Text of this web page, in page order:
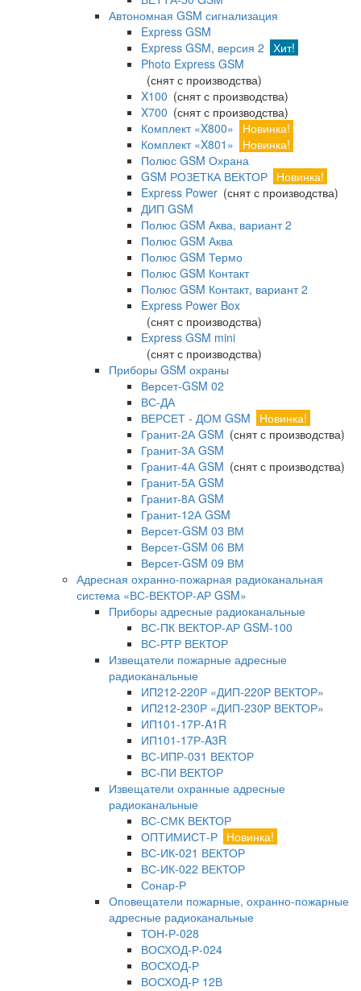
Автономная GSM сигнализация
Express GSM
Express GSM, версия 2 Хит!
Photo Express GSM
(снят с производства)
X100 (снят с производства)
X700 (снят с производства)
Комплект «X800»
Новинка!
Комплект «X801»
Новинка!
Полюс GSM Охрана
GSM РОЗЕТКА ВЕКТОР Новинка!
Express Power (снят с производства)
ДИП GSM
Полюс GSM Аква, вариант 2
Полюс GSM Аква
Полюс GSM Термо
Полюс GSM Контакт
Полюс GSM Контакт, вариант 2
Express Power Box
(снят с производства)
Express GSM mini
(снят с производства)
Приборы GSM охраны
Версет-GSM 02
ВС-ДА
ВЕРСЕТ - ДОМ GSM
Новинка!
Гранит-2А GSM (снят с производства)
Гранит-3А GSM
Гранит-4А GSM (снят с производства)
Гранит-5А GSM
Гранит-8А GSM
Гранит-12А GSM
Версет-GSM 03 ВМ
Версет-GSM 06 ВМ
Версет-GSM 09 ВМ
Адресная охранно-пожарная радиоканальная
система «ВС-ВЕКТОР-АР GSM»
Приборы адресные радиоканальные
ВС-ПК ВЕКТОР-АР GSM-100
ВС-РТР ВЕКТОР
Извещатели пожарные адресные
радиоканальные
ИП212-220Р «ДИП-220Р ВЕКТОР»
ИП212-230Р «ДИП-230Р ВЕКТОР»
ИП101-17Р-A1R
ИП101-17Р-A3R
ВС-ИПР-031 ВЕКТОР
ВС-ПИ ВЕКТОР
Извещатели охранные адресные
радиоканальные
ВС-СМК ВЕКТОР
ОПТИМИСТ-Р Новинка!
ВС-ИК-021 ВЕКТОР
ВС-ИК-022 ВЕКТОР
Сонар-Р
Оповещатели пожарные, охранно-пожарные
адресные радиоканальные
ТОН-Р-028
ВОСХОД-Р-024
ВОСХОД-Р
ВОСХОД-Р 12В